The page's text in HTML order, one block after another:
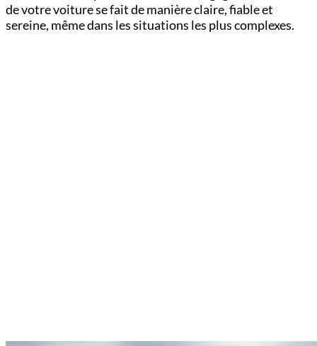
de votre voiture se fait de manière claire, fiable et
sereine, même dans les situations les plus complexes.